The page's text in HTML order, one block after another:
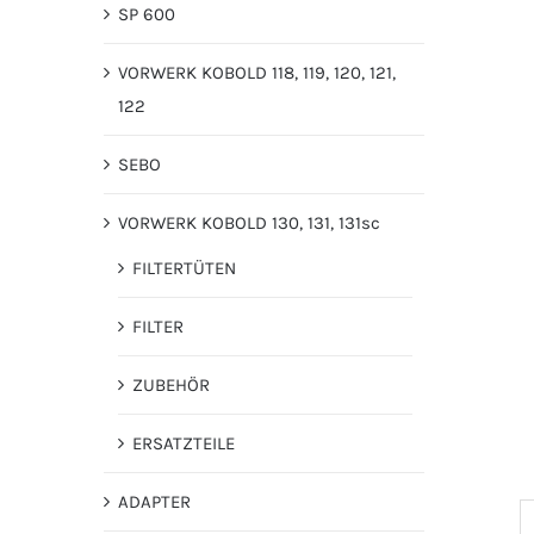
SP 600
VORWERK KOBOLD 118, 119, 120, 121,
122
SEBO
VORWERK KOBOLD 130, 131, 131sc
FILTERTÜTEN
FILTER
ZUBEHÖR
ERSATZTEILE
ADAPTER